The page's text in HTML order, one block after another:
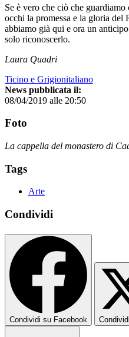
Se è vero che ciò che
occhi la promessa e la gloria del
abbiamo già qui e ora un
solo riconoscerlo.
Laura Quadri
Ticino e Grigionitaliano
News pubblicata il:
08/04/2019 alle 20:50
Foto
La cappella del monastero di
Tags
Arte
Condividi
Condividi su Facebook